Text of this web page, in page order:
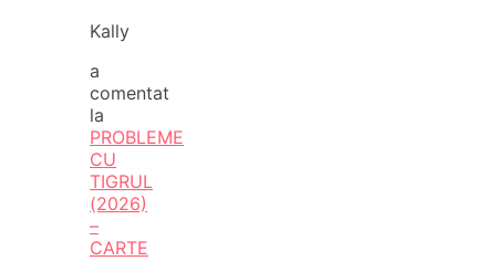
Kally
a
comentat
la
PROBLEME
CU
TIGRUL
(2026)
–
CARTE